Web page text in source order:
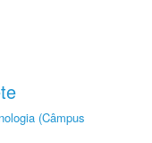
(Câmpus